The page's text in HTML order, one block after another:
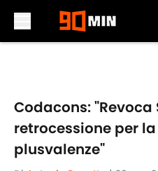
Codacons: "Revoca
retrocessione per
plusvalenze"